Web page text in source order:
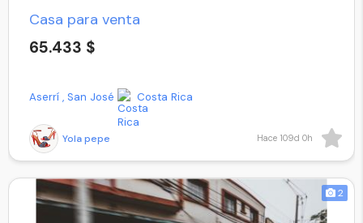
Casa para venta
65.433 $
Yola pepe
Aserrí , San José Costa Rica
Hace 109d 0h
2